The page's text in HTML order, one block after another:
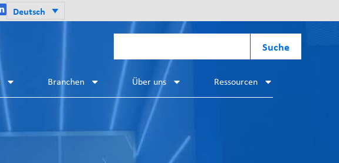
Deutsch
Suche
Branchen Über uns Ressourcen